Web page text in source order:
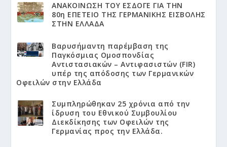
ΑΝΑΚΟΙΝΩΣΗ ΤΟΥ ΕΣΔΟΓΕ ΓΙΑ ΤΗΝ
80η ΕΠΕΤΕΙΟ ΤΗΣ ΓΕΡΜΑΝΙΚΗΣ ΕΙΣΒΟΛΗΣ
ΣΤΗΝ ΕΛΛΑΔΑ
Βαρυσήμαντη παρέμβαση της
Παγκόσμιας Ομοσπονδίας
Αντιστασιακών – Αντιφασιστών (FIR)
υπέρ της απόδοσης των Γερμανικών
Οφειλών στην Ελλάδα
Συμπληρώθηκαν 25 χρόνια από την
ίδρυση του Εθνικού Συμβουλίου
Διεκδίκησης των Οφειλών της
Γερμανίας προς την Ελλάδα.